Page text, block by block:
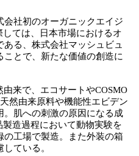
社初のオーガニックエイジ
ては、日本市場におけるオ
る、株式会社マッシュビュ
とで、新たな価値の創造に
来で、エコサートやCOSMO
然由来原料や機能性エビデン
。肌への刺激の原因になる成
造過程において動物実験を
工場で製造。また外装の箱
ている。